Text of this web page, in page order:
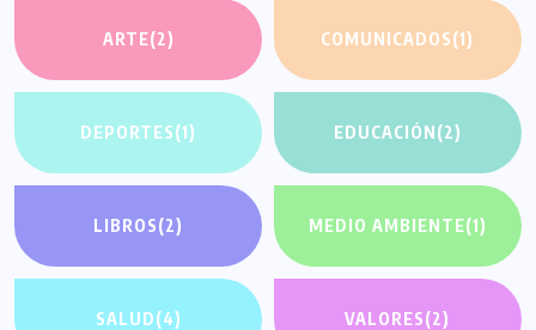
ARTE(2) COMUNICADOS(1)
DEPORTES(1) EDUCACIÓN(2)
LIBROS(2) MEDIO AMBIENTE(1)
SALUD(4) VALORES(2)